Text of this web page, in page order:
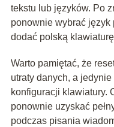
tekstu lub języków. Po
ponownie wybrać język
dodać polską
Warto pamiętać, że
utraty danych, a
konfiguracji klawiatury.
ponownie uzyskać
podczas pisania